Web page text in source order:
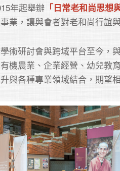
年起舉辦「日常老和尚思想
業，讓與會者對老和尚行誼
術研討會與跨域平台至今，
機農業、企業經營、幼兒教
與各種專業領域結合，期望